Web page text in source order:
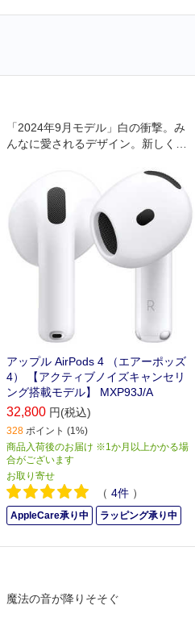
「2024年9月モデル」白の衝撃。み
んなに愛されるデザイン。新しくア
載。サウンド、快適性、ノイズコン
トロールを、次のレベルへ。みんな
に愛されるデザイン。みんなにうれ
しいフィット感。
アップル AirPods 4 （エアーポッズ
4） 【アクティブノイズキャンセリ
ング搭載モデル】 MXP93J/A
32,800 円(税込)
328 ポイント (1%)
商品入荷後のお届け ※1か月以上かかる場
合がございます
お取り寄せ
（ 4件 ）
AppleCare承り中 ラッピング承り中
魔法の音が降りそそぐ